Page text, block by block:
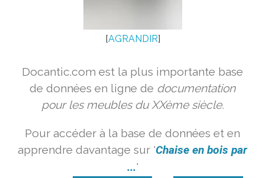
[AGRANDIR]
Docantic.com est la plus importante base
de données en ligne de documentation
pour les meubles du XXème siècle.
Pour accéder à la base de données et en
apprendre davantage sur 'Chaise en bois par
...'